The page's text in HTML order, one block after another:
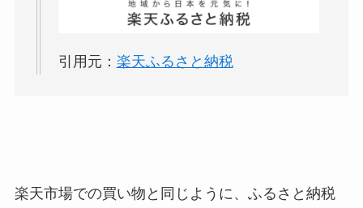
引用元： 楽天ふるさと納税
楽天市場での買い物と同じように、ふるさと納税